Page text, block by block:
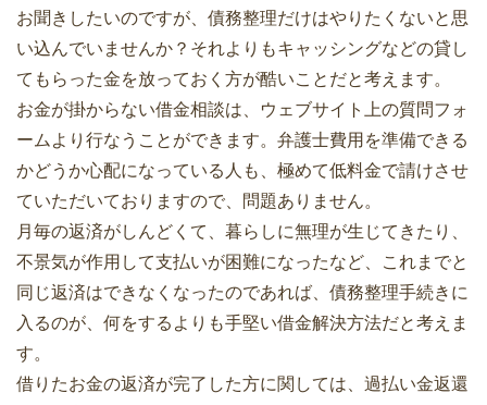
お聞きしたいのですが、債務整理だけはやりたくないと思
い込んでいませんか？それよりもキャッシングなどの貸し
てもらった金を放っておく方が酷いことだと考えます。
お金が掛からない借金相談は、ウェブサイト上の質問フォ
ームより行なうことができます。弁護士費用を準備できる
かどうか心配になっている人も、極めて低料金で請けさせ
ていただいておりますので、問題ありません。
月毎の返済がしんどくて、暮らしに無理が生じてきたり、
不景気が作用して支払いが困難になったなど、これまでと
同じ返済はできなくなったのであれば、債務整理手続きに
入るのが、何をするよりも手堅い借金解決方法だと考えま
す。
借りたお金の返済が完了した方に関しては、過払い金返還